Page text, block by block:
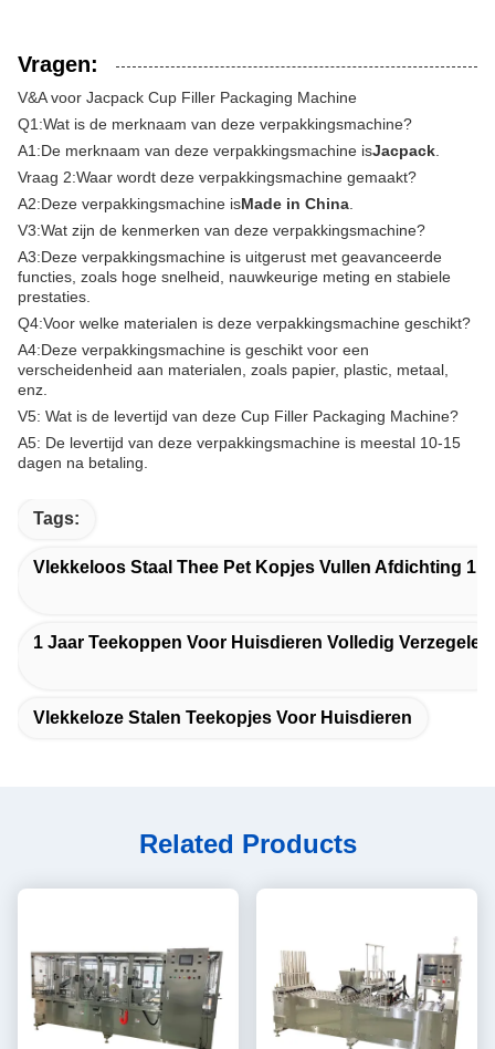
Vragen:
V&A voor Jacpack Cup Filler Packaging Machine
Q1:Wat is de merknaam van deze verpakkingsmachine?
A1:De merknaam van deze verpakkingsmachine isJacpack
Vraag 2:Waar wordt deze verpakkingsmachine gemaakt?
A2:Deze verpakkingsmachine isMade in China
V3:Wat zijn de kenmerken van deze verpakkingsmachine?
A3:Deze verpakkingsmachine is uitgerust met geavanceerde
functies, zoals hoge snelheid, nauwkeurige meting en stabiele
prestaties.
Q4:Voor welke materialen is deze verpakkingsmachine geschikt?
A4:Deze verpakkingsmachine is geschikt voor een
verscheidenheid aan materialen, zoals papier, plastic, metaal,
enz.
V5: Wat is de levertijd van deze Cup Filler Packaging Machine?
A5: De levertijd van deze verpakkingsmachine is meestal 10-15
dagen na betaling.
Tags:
Vlekkeloos Staal Thee Pet Kopjes Vullen Afdichting 1
1 Jaar Teekoppen Voor Huisdieren Volledig Verzegelen
Vlekkeloze Stalen Teekopjes Voor Huisdieren
Related Products